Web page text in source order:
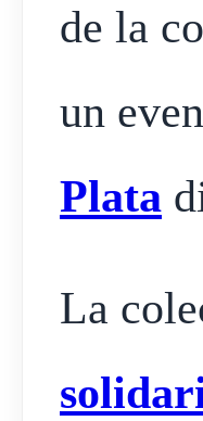
de la
un
Plata
La